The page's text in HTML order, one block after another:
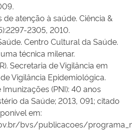
de atenção à saúde. Ciência &
2305, 2010.
Centro Cultural da Saúde.
técnica milenar.
Secretaria de Vigilância em
Vigilância Epidemiológica.
(PNI): 40 anos
da Saúde; 2013, 091; citado
em:
bvs/publicacoes/